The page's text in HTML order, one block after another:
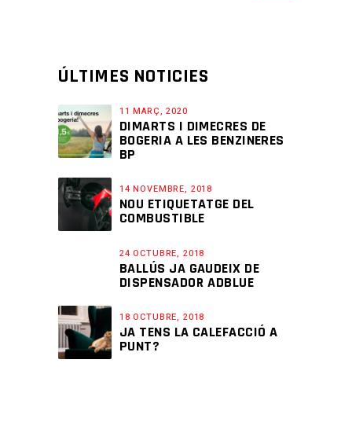
ÚLTIMES NOTICIES
11 MARÇ, 2020
DIMARTS I DIMECRES DE
BOGERIA A LES BENZINERES
BP
14 NOVEMBRE, 2018
NOU ETIQUETATGE DEL
COMBUSTIBLE
24 OCTUBRE, 2018
BALLÚS JA GAUDEIX DE
DISPENSADOR ADBLUE
18 OCTUBRE, 2018
JA TENS LA CALEFACCIÓ A
PUNT?